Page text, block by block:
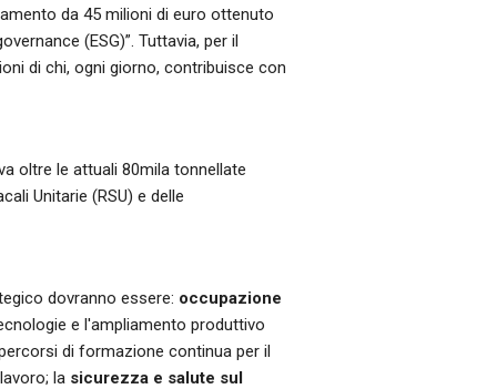
da 45 milioni di euro ottenuto
(ESG)”. Tuttavia, per il
di chi, ogni giorno, contribuisce con
oltre le attuali 80mila tonnellate
Unitarie (RSU) e delle
dovranno essere: occupazione
e l'ampliamento produttivo
di formazione continua per il
la sicurezza e salute sul